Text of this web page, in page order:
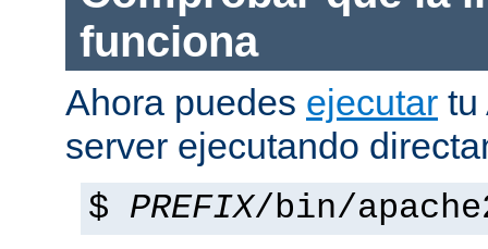
funciona
Ahora puedes ejecutar tu
server ejecutando
$ PREFIX/bin/